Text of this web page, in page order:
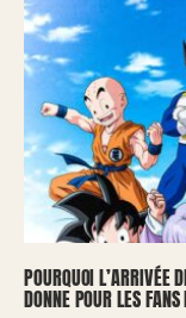
POURQUOI L’ARRIVÉE
DONNE POUR LES